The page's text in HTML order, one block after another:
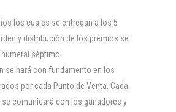
los cuales se entregan a los 5
y distribución de los premios se
séptimo.
se hará con fundamento en los
por cada Punto de Venta. Cada
se comunicará con los ganadores y